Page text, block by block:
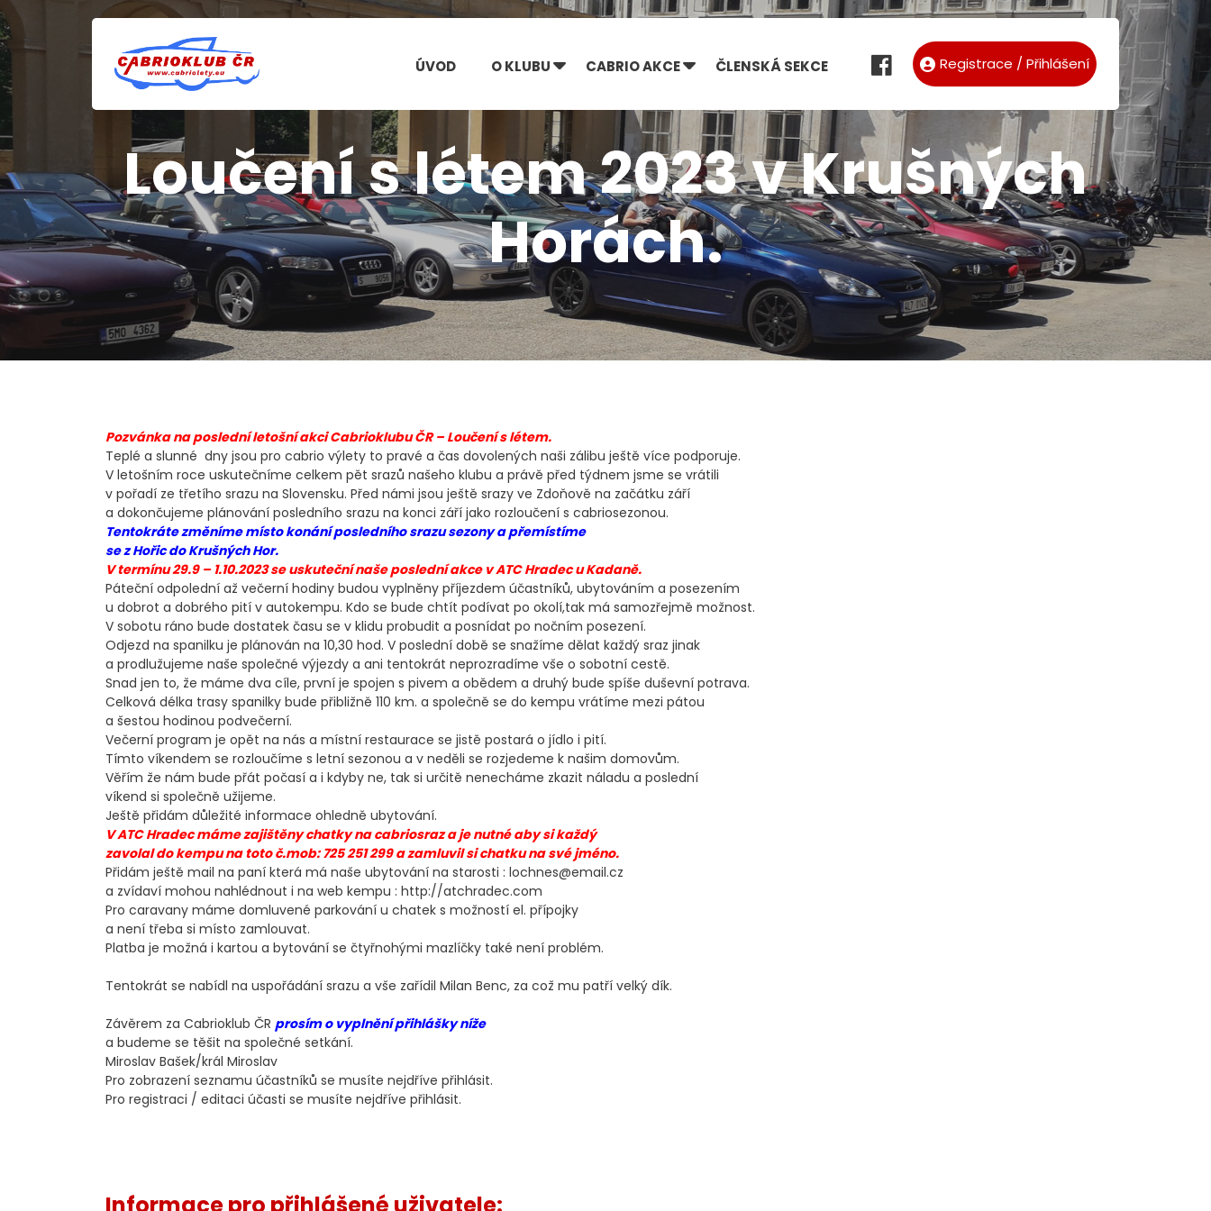
ÚVOD O KLUBU CABRIO AKCE ČLENSKÁ SEKCE Registrace / Přihlášení
Loučení s létem 2023 v Krušných
Horách.
Pozvánka na poslední letošní akci Cabrioklubu ČR – Loučení s létem.
Teplé a slunné dny jsou pro cabrio výlety to pravé a čas dovolených naši zálibu ještě více podporuje.
V letošním roce uskutečníme celkem pět srazů našeho klubu a právě před týdnem jsme se vrátili
v pořadí ze třetího srazu na Slovensku. Před námi jsou ještě srazy ve Zdoňově na začátku září
a dokončujeme plánování posledního srazu na konci září jako rozloučení s cabriosezonou.
Tentokráte změníme místo konání posledního srazu sezony a přemístíme
se z Hořic do Krušných Hor.
V termínu 29.9 – 1.10.2023 se uskuteční naše poslední akce v ATC Hradec u Kadaně.
Páteční odpolední až večerní hodiny budou vyplněny příjezdem účastníků, ubytováním a posezením
u dobrot a dobrého pití v autokempu. Kdo se bude chtít podívat po okolí,tak má samozřejmě možnost.
V sobotu ráno bude dostatek času se v klidu probudit a posnídat po nočním posezení.
Odjezd na spanilku je plánován na 10,30 hod. V poslední době se snažíme dělat každý sraz jinak
a prodlužujeme naše společné výjezdy a ani tentokrát neprozradíme vše o sobotní cestě.
Snad jen to, že máme dva cíle, první je spojen s pivem a obědem a druhý bude spíše duševní potrava.
Celková délka trasy spanilky bude přibližně 110 km. a společně se do kempu vrátíme mezi pátou
a šestou hodinou podvečerní.
Večerní program je opět na nás a místní restaurace se jistě postará o jídlo i pití.
Tímto víkendem se rozloučíme s letní sezonou a v neděli se rozjedeme k našim domovům.
Věřím že nám bude přát počasí a i kdyby ne, tak si určitě nenecháme zkazit náladu a poslední
víkend si společně užijeme.
Ještě přidám důležité informace ohledně ubytování.
V ATC Hradec máme zajištěny chatky na cabriosraz a je nutné aby si každý
zavolal do kempu na toto č.mob: 725 251 299 a zamluvil si chatku na své jméno.
Přidám ještě mail na paní která má naše ubytování na starosti : lochnes@email.cz
a zvídaví mohou nahlédnout i na web kempu : http://atchradec.com
Pro caravany máme domluvené parkování u chatek s možností el. přípojky
a není třeba si místo zamlouvat.
Platba je možná i kartou a bytování se čtyřnohými mazlíčky také není problém.
Tentokrát se nabídl na uspořádání srazu a vše zařídil Milan Benc, za což mu patří velký dík.
Závěrem za Cabrioklub ČR prosím o vyplnění přihlášky níže
a budeme se těšit na společné setkání.
Miroslav Bašek/král Miroslav
Pro zobrazení seznamu účastníků se musíte nejdříve přihlásit.
Pro registraci / editaci účasti se musíte nejdříve přihlásit.